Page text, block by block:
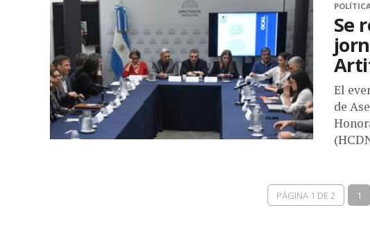
Se
El
de
PÁGINA 1 DE 2 1